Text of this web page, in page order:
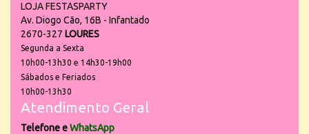
LOJA FESTASPARTY
Av. Diogo Cão, 16B - Infantado
2670-327 LOURES
Segunda a Sexta
10h00-13h30 e 14h30-19h00
Sábados e Feriados
10h00-13h30
Atendimento Geral
Telefone eWhatsApp